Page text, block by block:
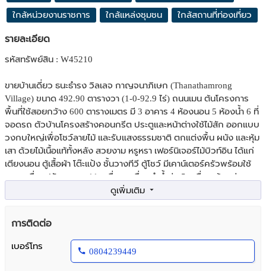
ใกล้หน่วยงานราชการ ใกล้แหล่งชุมชน ใกล้สถานที่ท่องเที่ยว
รายละเอียด
รหัสทรัพย์สิน : W45210
ขายบ้านเดี่ยว ธนะธำรง วิลเลจ กาญจนาภิเษก (Thanathamrong
Village) ขนาด 492.90 ตารางวา (1-0-92.9 ไร่) ถนนเมน ต้นโครงการ
พื้นที่ใช้สอยกว้าง 600 ตารางเมตร มี 3 อาคาร 4 ห้องนอน 5 ห้องน้ำ 6 ที่
จอดรถ ตัวบ้านโครงสร้างคอนกรีต ประตูและหน้าต่างใช้ไม้สัก ออกแบบ
วงกบใหญ่เพื่อโชว์ลายไม้ และรับแสงธรรมชาติ ตกแต่งพื้น ผนัง และหุ้ม
เสา ด้วยไม้เนื้อแท้ทั้งหลัง สวยงาม หรูหรา เฟอร์นิเจอร์ไม้บิวท์อิน ได้แก่
เตียงนอน ตู้เสื้อผ้า โต๊ะแป้ง ชั้นวางทีวี ตู้โชว์ มีเคาน์เตอร์ครัวพร้อมใช้
งาน เครื่องปรับอากาศ 11 เครื่อง เครื่องทำน้ำอุ่น 5 เครื่อง บ้านเล่น
ระดับ และยกใต้ถุนสูง ทำให้มีพื้นที่เหลือใช้ประโยชน์ได้อีกมาก มีห้อง
ทำงานริมสระว่ายน้ำส่วนตัว ห้องฟิตเนสสำหรับออกกำลังกาย และห้อง
จัดสวนสวยสำหรับนั่งเล่นพักผ่อน บรรยากาศร่มรื่น เย็นสบาย เงียบ
สงบ เป็นส่วนตัว ระบบรักษาความปลอดภัย รปภ. 24 ชั่วโมง Key Card
การติดต่อ
เบอร์โทร
0804239449